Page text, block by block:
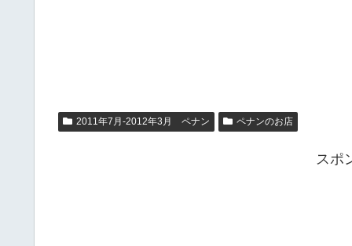
2011年7月-2012年3月 ペナン ペナンのお店
スポ